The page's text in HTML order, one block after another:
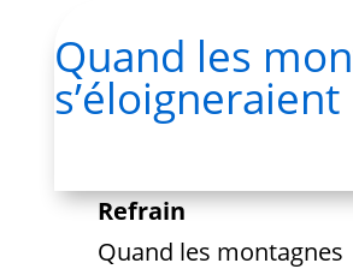
Quand les
s’éloigneraient
Refrain
Quand les montagnes